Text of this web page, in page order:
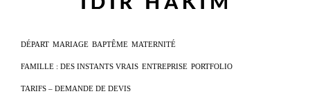
DÉPART MARIAGE BAPTÊME MATERNITÉ
FAMILLE : DES INSTANTS VRAIS ENTREPRISE PORTFOLIO
TARIFS – DEMANDE DE DEVIS